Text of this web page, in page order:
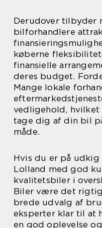
Derudover tilbyder
bilforhandlere
køberne
finansielle
deres budget.
Mange lokale
vedligehold, hvilket
tage dig af din bil
måde.
Hvis du er på
Lolland med god
kvalitetsbiler i
Biler være det
brede udvalg af
eksperter klar til at
en god oplevelse